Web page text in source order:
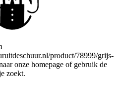
product/78999/grijs-
onze homepage of gebruik de
zoekt.